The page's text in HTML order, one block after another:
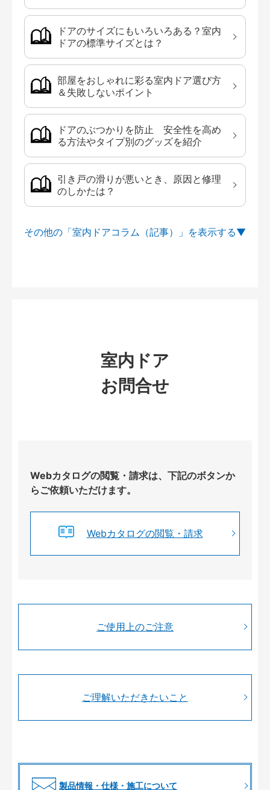
ドアのサイズにもいろいろある？室内
ドアの標準サイズとは？
部屋をおしゃれに彩る室内ドア選び方
＆失敗しないポイント
ドアのぶつかりを防止 安全性を高め
る方法やタイプ別のグッズを紹介
引き戸の滑りが悪いとき、原因と修理
のしかたは？
その他の「室内ドアコラム（記事）」を
室内ドア
お問合せ
Webカタログの閲覧・請求は、下記のボタンか
らご依頼いただけます。
Webカタログの閲覧・請求
ご使用上のご注意
ご理解いただきたいこと
製品情報・仕様・施工について